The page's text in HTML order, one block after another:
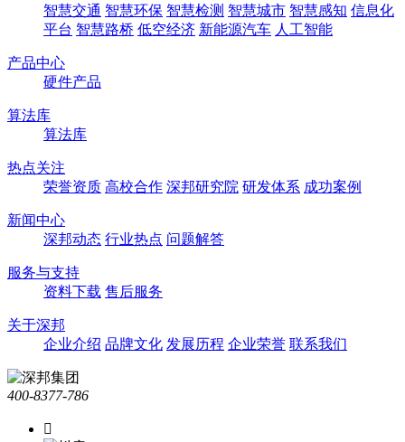
智慧交通 智慧环保 智慧检测 智慧城市 智慧感知 信息化
平台 智慧路桥 低空经济 新能源汽车 人工智能
产品中心
硬件产品
算法库
算法库
热点关注
荣誉资质 高校合作 深邦研究院 研发体系 成功案例
新闻中心
深邦动态 行业热点 问题解答
服务与支持
资料下载 售后服务
关于深邦
企业介绍 品牌文化 发展历程 企业荣誉 联系我们
400-8377-786
